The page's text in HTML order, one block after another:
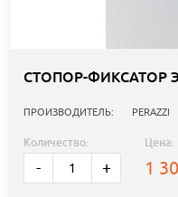
СТОПОР-ФИКСАТОР
ПРОИЗВОДИТЕЛЬ: PERAZZI
Количество:
- +
Цена:
1